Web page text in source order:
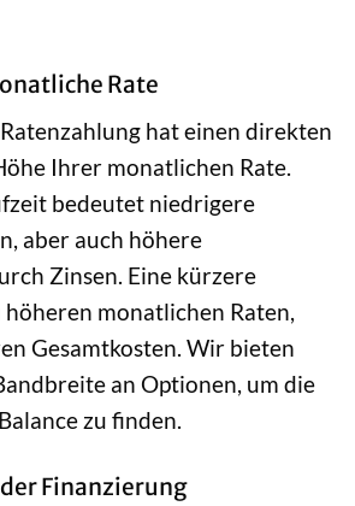
Rate
hat einen direkten
Ihrer monatlichen Rate.
bedeutet niedrigere
aber auch höhere
Zinsen. Eine kürzere
monatlichen Raten,
Gesamtkosten. Wir bieten
an Optionen, um die
zu finden.
Finanzierung